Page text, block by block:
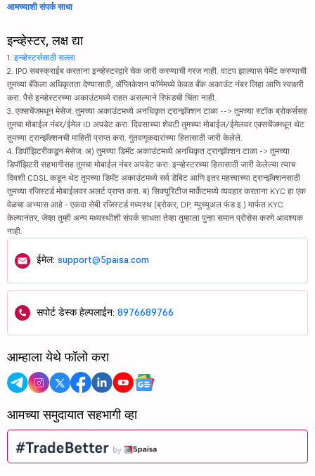
आमच्याशी संपर्क साधा
इन्व्हेस्टर, लक्ष द्या
1. इन्व्हेस्टर्ससाठी सल्ला
2. IPO सबस्क्राईब करताना इन्व्हेस्टरद्वारे चेक जारी करण्याची गरज नाही. वाटप झाल्यास पेमेंट करण्याची
तुमच्या बँकेला अधिकृतता देण्यासाठी, ॲप्लिकेशन फॉर्ममध्ये केवळ बँक अकाउंट नंबर लिहा आणि स्वाक्षरी
करा. पैसे इन्व्हेस्टरच्या अकाउंटमध्ये राहत असल्याने रिफंडची चिंता नाही.
3. एक्सचेंजमधून मेसेज: तुमच्या अकाउंटमध्ये अनधिकृत ट्रान्झॅक्शन टाळा --> तुमच्या स्टॉक ब्रोकर्ससह
तुमचा मोबाईल नंबर/ईमेल ID अपडेट करा. दिवसाच्या शेवटी तुमच्या मोबाईल/ईमेलवर एक्सचेंजमधून थेट
तुमच्या ट्रान्झॅक्शनची माहिती प्राप्त करा. गुंतवणूकदारांच्या हितासाठी जारी केलेले.
4. डिपॉझिटरीकडून मेसेज: अ) तुमच्या डिमॅट अकाउंटमध्ये अनधिकृत ट्रान्झॅक्शन टाळा -> तुमच्या
डिपॉझिटरी सहभागीसह तुमचा मोबाईल नंबर अपडेट करा. इन्व्हेस्टरच्या हितासाठी जारी केलेल्या त्याच
दिवशी CDSL कडून थेट तुमच्या डिमॅट अकाउंटमध्ये सर्व डेबिट आणि इतर महत्त्वाच्या ट्रान्झॅक्शनसाठी
तुमच्या रजिस्टर्ड मोबाईलवर अलर्ट प्राप्त करा. ब) सिक्युरिटीज मार्केटमध्ये व्यवहार करताना KYC हा एक
वेळचा अभ्यास आहे - एकदा सेबी रजिस्टर्ड मध्यस्थ (ब्रोकर, DP, म्युच्युअल फंड इ.) मार्फत KYC
केल्यानंतर, जेव्हा तुम्ही अन्य मध्यस्थीशी संपर्क साधता तेव्हा तुम्हाला पुन्हा समान प्रोसेस करणे आवश्यक
नाही.
ईमेल: support@5paisa.com
सपोर्ट डेस्क हेल्पलाईन: 8976689766
आम्हाला येथे फॉलो करा
आमच्या समुदायात सहभागी व्हा